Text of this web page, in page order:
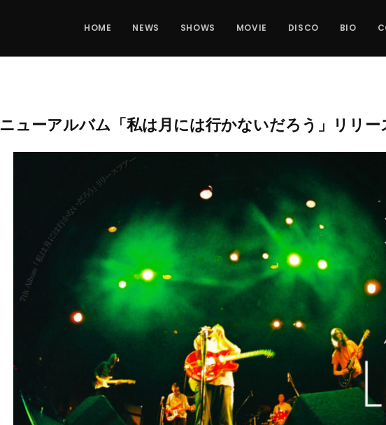
HOME NEWS SHOWS MOVIE DISCO BIO
ニューアルバム「私は月には行かないだろう」リリー